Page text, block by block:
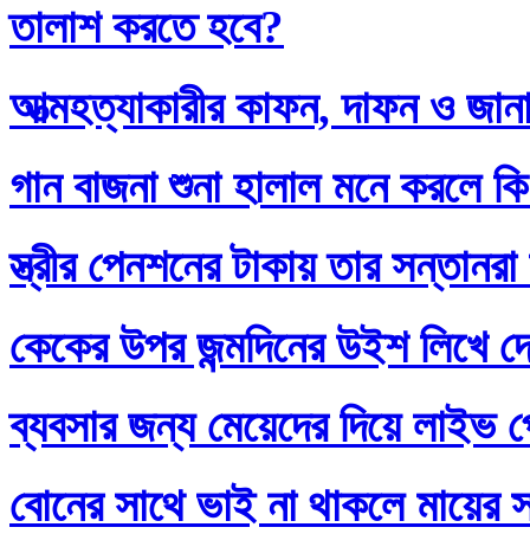
তালাশ করতে হবে?
আত্মহত্যাকারীর কাফন, দাফন ও
গান বাজনা শুনা হালাল মনে করলে
স্ত্রীর পেনশনের টাকায় তার
কেকের উপর জন্মদিনের উইশ লিখে
ব্যবসার জন্য মেয়েদের দিয়ে লাইভ
বোনের সাথে ভাই না থাকলে মায়ের